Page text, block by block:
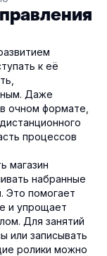
к её
Даже
очном формате,
процессов
магазин
набранные
Это помогает
и упрощает
Для занятий
или записывать
ролики можно